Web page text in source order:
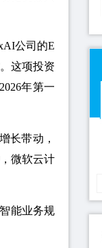
公司的E
这项投资
年第一
长带动，
微软云计
能业务规